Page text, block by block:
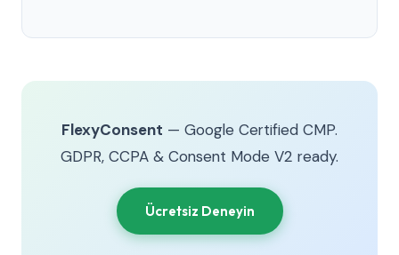
FlexyConsent — Google Certified CMP.
GDPR, CCPA & Consent Mode V2 ready.
Ücretsiz Deneyin